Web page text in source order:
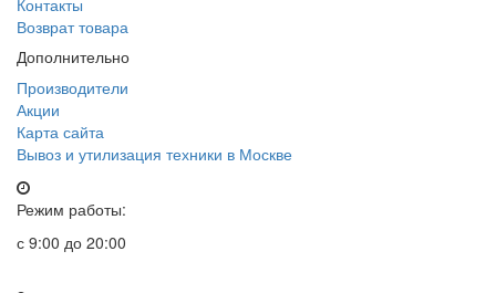
Контакты
Возврат товара
Дополнительно
Производители
Акции
Карта сайта
Вывоз и утилизация техники в Москве
Режим работы:
с 9:00 до 20:00